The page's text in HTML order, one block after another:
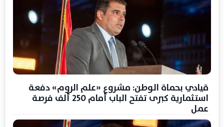
قيادي بحماة الوطن: مشروع «علم الروم» دفعة
استثمارية كبرى تفتح الباب أمام 250 ألف فرصة
عمل